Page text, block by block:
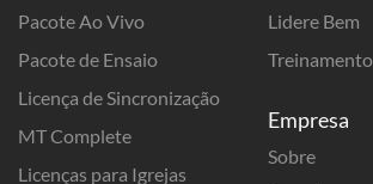
Pacote Ao Vivo
Pacote de Ensaio
Licença de Sincronização
MT Complete
Licenças para Igrejas
Lidere Bem
Treinamento
Empresa
Sobre